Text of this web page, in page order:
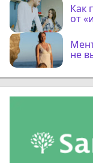
Как
от
не